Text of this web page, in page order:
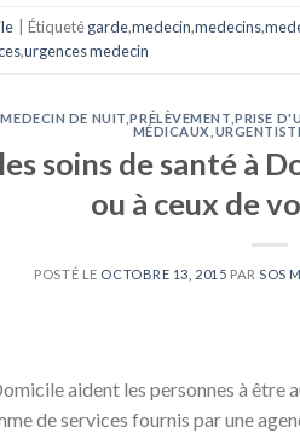
Étiquetégarde,medecin,medecins,
,urgences medecin
,MEDECIN DE NUIT ,PRÉLÈVEMENT ,PRISE
MÉDICAUX
soins de santé à
ou à ceux de
POSTÉ LE OCTOBRE 13, 2015 PARSOS
aident les personnes à
de services fournis par une